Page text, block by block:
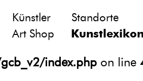
variable: atts in
d13550920/htdocs/
index.php on line
Künstler
Standorte
Art Shop